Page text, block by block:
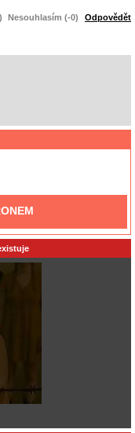
Nesouhlasím (-0) Odpovědět